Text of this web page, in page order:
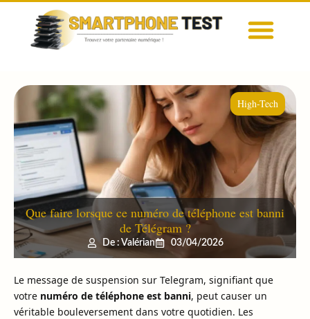
Que faire lorsque ce numéro de téléphone est banni
de Télégram ?
De : Valérian 03/04/2026
High-Tech
Le message de suspension sur Telegram, signifiant que
votre numéro de téléphone est banni, peut causer un
véritable bouleversement dans votre quotidien. Les